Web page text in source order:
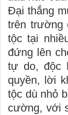
Đại thắng
trên trường
tộc tại
đứng lên
tự do, độc
quyền, lời
tộc dù nhỏ
cường, với